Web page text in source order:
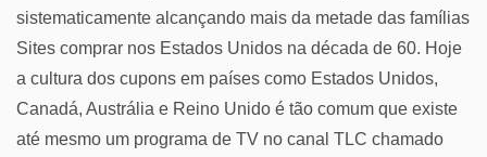
sistematicamente alcançando mais da metade das famílias
Sites comprar nos Estados Unidos na década de 60. Hoje
a cultura dos cupons em países como Estados Unidos,
Canadá, Austrália e Reino Unido é tão comum que existe
até mesmo um programa de TV no canal TLC chamado